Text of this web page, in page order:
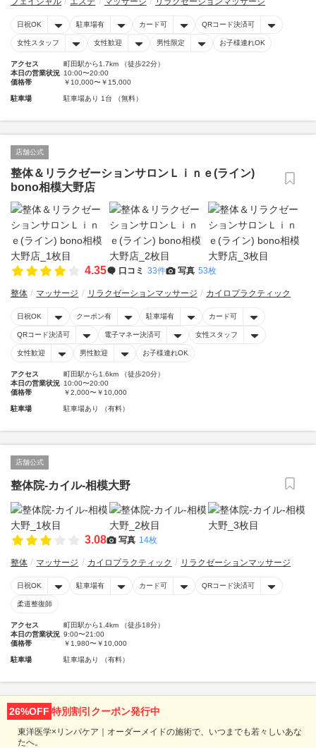
日祝OK 駐車場有 カード可 QRコード決済可
女性スタッフ 女性歓迎 男性限定 お子様連れOK
アクセス
町田駅から1.7km （徒歩22分）
本日の営業状況 10:00〜20:00
価格帯
￥10,000〜￥15,000
駐車場 駐車場あり 1台 （無料）
店舗公式
整体＆リラクゼーションサロンＬｉｎｅ(ライン)
bono相模大野店
4.35 口コミ 33件 写真 53枚
整体 マッサージ リラクゼーションマッサージ カイロプラクティック
日祝OK クーポン有 駐車場有 カード可
QRコード決済可 電子マネー決済可 女性スタッフ
女性歓迎 男性歓迎 お子様連れOK
アクセス
町田駅から1.6km （徒歩20分）
本日の営業状況 10:00〜20:00
価格帯
￥2,000〜￥10,000
駐車場 駐車場あり （有料）
店舗公式
整体院-カイル-相模大野
3.08 写真 14枚
整体 マッサージ カイロプラクティック リラクゼーションマッサージ
日祝OK 駐車場有 カード可 QRコード決済可
柔道整復師
アクセス
町田駅から1.4km （徒歩18分）
本日の営業状況 9:00〜21:00
価格帯
￥1,980〜￥10,000
駐車場 駐車場あり （有料）
26%OFF 特別割引クーポン発行中
東洋医学×リンパケア｜オーダーメイドの施術で、いつまでも若々しいあな
たへ。